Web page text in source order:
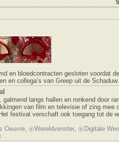
en bloedcontracten gesloten voordat
en collega’s van Greep uit de Schaduw.
galmend langs hallen en ronkend door
van film en televisie of zing mee
festival verschaft ook toegang tot de
Oeuvre, Wereldvenster,
Digitale